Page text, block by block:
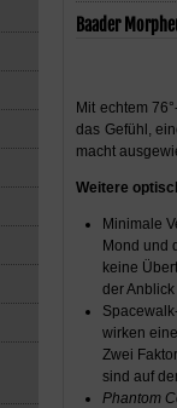
Baader
Mit echtem
das Gefühl,
macht
Weitere
Minimale
Mond und
keine
der
wirken
Zwei
sind auf
Phantom